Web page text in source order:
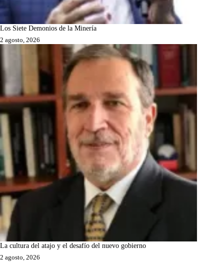
Los Siete Demonios de la Minería
2 agosto, 2026
La cultura del atajo y el desafío del nuevo gobierno
2 agosto, 2026